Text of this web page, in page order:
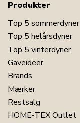
Produkter
Top 5 sommerdyner
Top 5 helårsdyner
Top 5 vinterdyner
Gaveideer
Brands
Mærker
Restsalg
HOME-TEX Outlet